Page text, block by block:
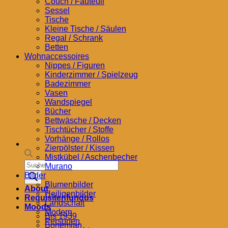
Products
search
About
Requisitenfundus
Moods
Bis 1939
Bohemian
Sessel
Tische
Kleine Tische / Säulen
Regal / Schrank
Betten
Wohnaccessoires
Nippes / Figuren
Kinderzimmer / Spielzeug
Badezimmer
Vasen
Wandspiegel
Bücher
Bettwäsche / Decken
Tischtücher / Stoffe
Vorhänge / Rollos
Zierpölster / Kissen
Mistkübel / Aschenbecher
Murano
Bilder
Blumenbilder
Heiligenbilder
Landschaft
Modern
Personen